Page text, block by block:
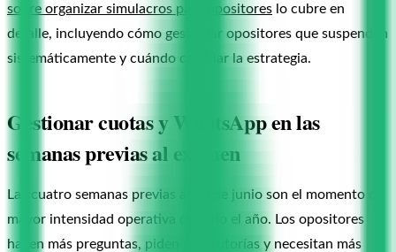
sobre organizar simulacros para opositores lo cubre en
detalle, incluyendo cómo gestionar opositores que suspenden
sistemáticamente y cuándo cambiar la estrategia.
Gestionar cuotas y WhatsApp en las
semanas previas al examen
Las cuatro semanas previas al 20 de junio son el momento de
mayor intensidad operativa de todo el año. Los opositores
hacen más preguntas, piden más tutorías y necesitan más